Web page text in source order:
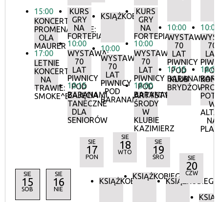
15:00
KONCERTY
PROMENADOWE:
OLA
MAURER
17:00
LETNIE
KONCERTY
NA
TRAWIE:
SMOKE^BLUES
KURS
GRY
NA
FORTEPIANIE
10:00
WYSTAWA:
70
LAT
PIWNICY
POD
BARANAMI
10:15
ZAJĘCIA
TANECZNE
DLA
SENIORÓW
KSIĄŻKOBIEG
10:00
WYSTAWA:
70
LAT
PIWNICY
POD
BARANAMI
KURS
GRY
NA
FORTEPIANIE
10:00
WYSTAWA:
70
LAT
PIWNICY
POD
BARANAMI
18:00
ARTYSTYCZNE
ŚRODY
W
KLUBIE
KAZIMIERZ
10:00
WYSTAWA:
70
LAT
PIWNICY
POD
BARANAMI
17:15
KLUB
BRYDŻOWY
10:00
70
LAT
18:00
W
NA
SIE
15
SOB
SIE
16
NIE
SIE
17
PON
KSIĄŻKOBIEG
SIE
18
WTO
KSIĄŻKOBIEG
SIE
19
ŚRO
KSIĄŻKOBIEG
SIE
20
CZW